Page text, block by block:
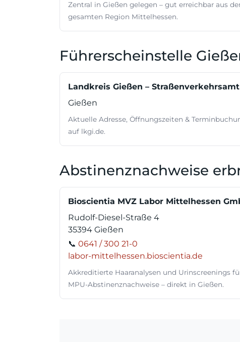
Zentral in Gießen gelegen – gut erreichbar aus
gesamten Region Mittelhessen.
Führerscheinstelle
Landkreis Gießen – Straßenverkehrsamt
Gießen
Aktuelle Adresse, Öffnungszeiten &
auf lkgi.de.
Abstinenznachweise
Bioscientia MVZ Labor Mittelhessen
Rudolf-Diesel-Straße 4
35394 Gießen
📞 0641 / 300 21-0
labor-mittelhessen.bioscientia.de
Akkreditierte Haaranalysen und Urinscreenings
MPU-Abstinenznachweise – direkt in Gießen.